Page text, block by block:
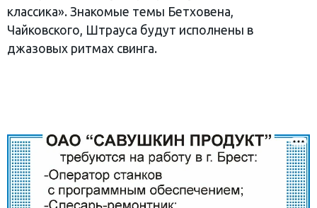
классика». Знакомые темы Бетховена,
Чайковского, Штрауса будут исполнены в
джазовых ритмах свинга.